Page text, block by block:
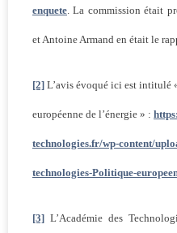
enquete . La commission était
et Antoine Armand en était le
[2] L’avis évoqué ici est intitulé
européenne de l’énergie » :
technologies.fr/wp-content/
technologies-Politique-
[3] L’Académie des